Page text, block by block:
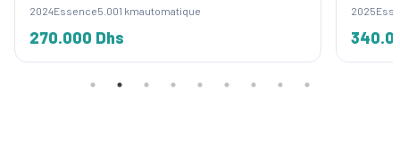
2024Essence5.001 kmautomatique
270.000 Dhs
2025